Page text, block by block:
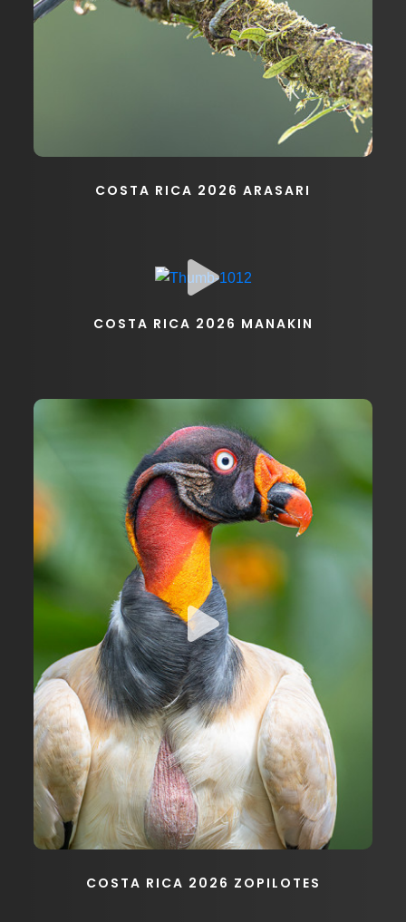
COSTA RICA 2026 ARASARI
COSTA RICA 2026 MANAKIN
COSTA RICA 2026 ZOPILOTES